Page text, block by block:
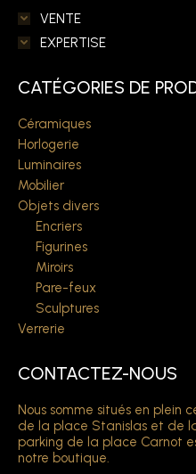
VENTE
EXPERTISE
CATÉGORIES DE
Céramiques
Horlogerie
Luminaires
Mobilier
Objets divers
Encriers
Figurines
Miroirs
Pare-feux
Sculptures
Verrerie
CONTACTEZ-NOUS
Nous somme situés en plein
de la place Stanislas et de
parking de la place Carnot
notre boutique.